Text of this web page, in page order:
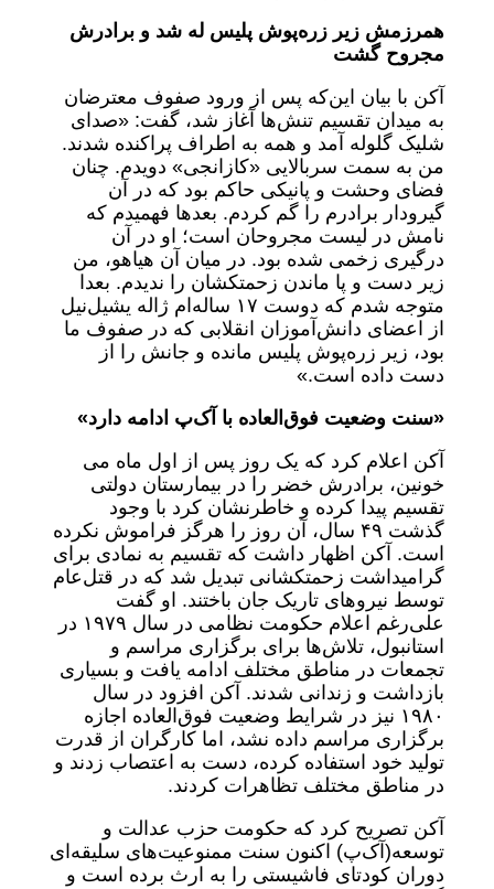
همرزمش زیر زره‌پوش پلیس له شد و برادرش
مجروح گشت
آکن با بیان این‌که پس از ورود صفوف معترضان
به میدان تقسیم تنش‌ها آغاز شد، گفت: «صدای
شلیک گلوله آمد و همه به اطراف پراکنده شدند.
من به سمت سربالایی «کازانجی» دویدم. چنان
فضای وحشت و پانیکی حاکم بود که در آن
گیرودار برادرم را گم کردم. بعدها فهمیدم که
نامش در لیست مجروحان است؛ او در آن
درگیری زخمی شده بود. در میان آن هیاهو، من
زیر دست و پا ماندن زحمتکشان را ندیدم. بعدا
متوجه شدم که دوست ۱۷ ساله‌ام ژاله یشیل‌نیل
از اعضای دانش‌آموزان انقلابی که در صفوف ما
بود، زیر زره‌پوش پلیس مانده و جانش را از
دست داده است.»
«سنت وضعیت فوق‌العاده با آ‌ک‌پ ادامه دارد»
آکن اعلام کرد که یک روز پس از اول ماه می
خونین، برادرش خضر را در بیمارستان دولتی
تقسیم پیدا کرده و خاطرنشان کرد با وجود
گذشت ۴۹ سال، آن روز را هرگز فراموش نکرده
است. آکن اظهار داشت که تقسیم به نمادی برای
گرامیداشت زحمتکشانی تبدیل شد که در قتل‌عام
توسط نیروهای تاریک جان باختند. او گفت
علی‌رغم اعلام حکومت نظامی در سال ۱۹۷۹ در
استانبول، تلاش‌ها برای برگزاری مراسم و
تجمعات در مناطق مختلف ادامه یافت و بسیاری
بازداشت و زندانی شدند. آکن افزود در سال
۱۹۸۰ نیز در شرایط وضعیت فوق‌العاده اجازه
برگزاری مراسم داده نشد، اما کارگران از قدرت
تولید خود استفاده کرده، دست به اعتصاب زدند و
در مناطق مختلف تظاهرات کردند.
آکن تصریح کرد که حکومت حزب عدالت و
توسعه‌(آ‌ک‌پ) اکنون سنت ممنوعیت‌های سلیقه‌ای
دوران کودتای فاشیستی را به ارث برده است و